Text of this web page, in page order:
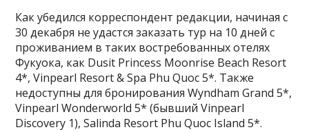
Как убедился корреспондент редакции, начиная с
30 декабря не удастся заказать тур на 10 дней с
проживанием в таких востребованных отелях
Фукуока, как Dusit Princess Moonrise Beach Resort
4*, Vinpearl Resort & Spa Phu Quoc 5*. Также
недоступны для бронирования Wyndham Grand 5*,
Vinpearl Wonderworld 5* (бывший Vinpearl
Discovery 1), Salinda Resort Phu Quoc Island 5*.